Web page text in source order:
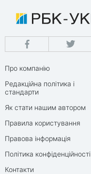
Про компанію
Редакційна політика і
стандарти
Як стати нашим автором
Правила користування
Правова інформація
Політика конфіденційності
Контакти